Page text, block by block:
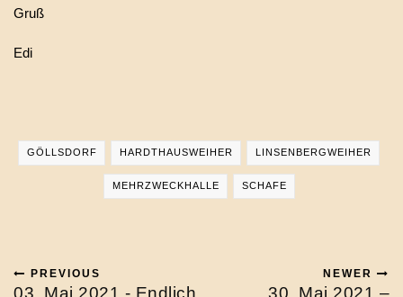
Gruß
Edi
GÖLLSDORF HARDTHAUSWEIHER LINSENBERGWEIHER
MEHRZWECKHALLE SCHAFE
PREVIOUS
03. Mai 2021 - Endlich
NEWER
30. Mai 2021 –